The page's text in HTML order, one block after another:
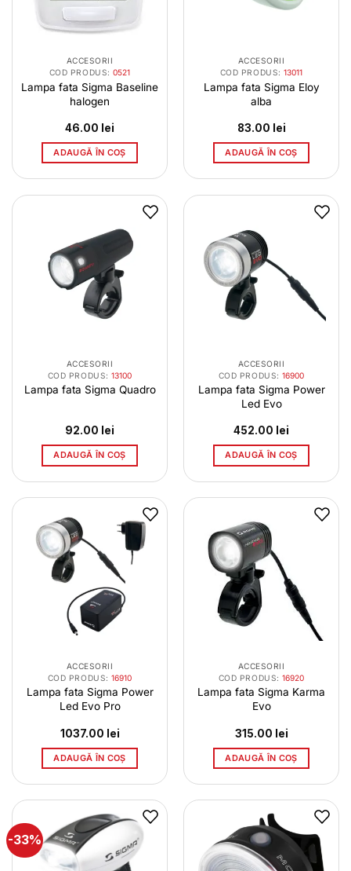
ACCESORII
COD PRODUS:0521
Lampa fata Sigma Baseline
halogen
46.00 lei
ADAUGĂ ÎN COȘ
ACCESORII
COD PRODUS:13011
Lampa fata Sigma Eloy
alba
83.00 lei
ADAUGĂ ÎN COȘ
ACCESORII
COD PRODUS:13100
Lampa fata Sigma Quadro
92.00 lei
ADAUGĂ ÎN COȘ
ACCESORII
COD PRODUS:16900
Lampa fata Sigma Power
Led Evo
452.00 lei
ADAUGĂ ÎN COȘ
ACCESORII
COD PRODUS:16910
Lampa fata Sigma Power
Led Evo Pro
1037.00 lei
ADAUGĂ ÎN COȘ
ACCESORII
COD PRODUS:16920
Lampa fata Sigma Karma
Evo
315.00 lei
ADAUGĂ ÎN COȘ
-33%